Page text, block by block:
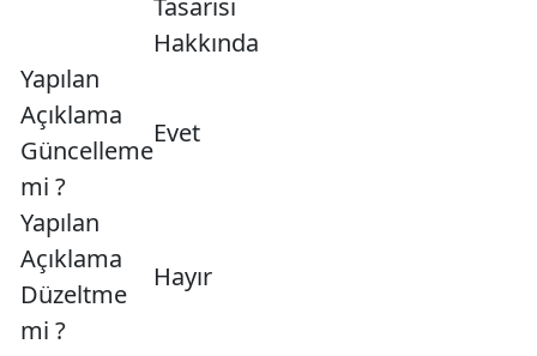
Tasarısı
Hakkında
Yapılan
Açıklama
Güncelleme
mi ?
Evet
Yapılan
Açıklama
Düzeltme
mi ?
Hayır